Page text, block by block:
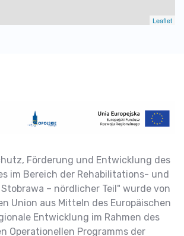
Leaflet
Förderung und Entwicklung des
im Bereich der Rehabilitations- und
– nördlicher Teil" wurde von
Union aus Mitteln des Europäischen
Entwicklung im Rahmen des
Operationellen Programms der